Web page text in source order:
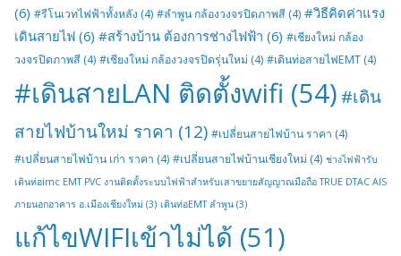
(6) #รีโนเวทไฟฟ้าทั้งหลัง (4) #ลำพูน กล้องวงจรปิดภาพสี (4) #วิธีคิดค่าแรง
เดินสายไฟ (6) #สร้างบ้าน ต้องการช่างไฟฟ้า (6) #เชียงใหม่ กล้อง
วงจรปิดภาพสี (4) #เชียงใหม่ กล้องวงจรปิดรุ่นใหม่ (4) #เดินท่อสายไฟEMT (4)
#เดินสายLAN ติดตั้งwifi (54) #เดิน
สายไฟบ้านใหม่ ราคา (12) #เปลี่ยนสายไฟบ้าน ราคา (4)
#เปลี่ยนสายไฟบ้าน เก่า ราคา (4) #เปลี่ยนสายไฟบ้านเชียงใหม่ (4) ช่างไฟฟ้ารับ
เดินท่อimc EMT PVC งานติดตั้งระบบไฟฟ้าสำหรับเสาขยายสัญญาณมือถือ TRUE DTAC AIS
ภายนอกอาคาร อ.เมืองเชียงใหม่ (3) เดินท่อEMT ลำพูน (3)
แก้ไขWIFIเข้าไม่ได้ (51)